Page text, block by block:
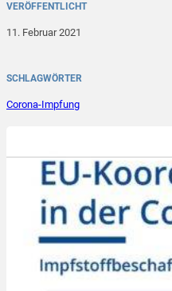
VERÖFFENTLICHT
11. Februar 2021
SCHLAGWÖRTER
Corona-Impfung